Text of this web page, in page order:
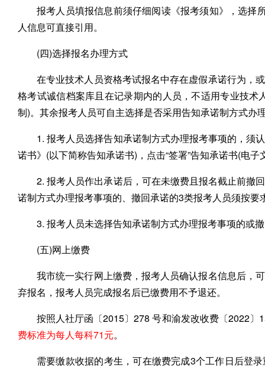
报考人员填报信息前须仔细阅读《报考须知》，选择
人信息可直接引用。
(四)选择报名办理方式
在专业技术人员资格考试报名中存在虚假承诺行为，
格考试诚信档案库且在记录期内的人员，不适用专业技
制)。其余报考人员可自主选择是否采用告知承诺制方式办
1. 报考人员选择告知承诺制方式办理报考事项的，须
诺书》(以下简称告知承诺书)，点击“签署”告知承诺书(电
2. 报考人员作出承诺后，可在未缴费且报名截止前撤
诺制方式办理报考事项的、撤回承诺的3类报考人员须按
3. 报考人员未选择告知承诺制方式办理报考事项的或
(五)网上缴费
我市统一实行网上缴费，报考人员确认报名信息后，
弃报名，报考人员完成报名后已缴费用不予退还。
按照人社厅函〔2015〕278 号和渝发改收费〔2022〕
费标准为每人每科71元。
需要缴款收据的考生，可在缴费完成3个工作日后登